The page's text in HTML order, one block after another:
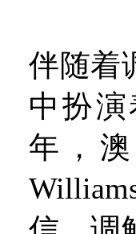
伴随着
中扮
年，